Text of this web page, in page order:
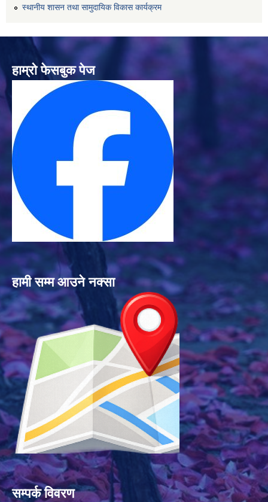
स्थानीय शासन तथा सामुदायिक विकास कार्यक्रम
हाम्रो फेसबुक पेज
हामी सम्म आउने नक्सा
सम्पर्क विवरण